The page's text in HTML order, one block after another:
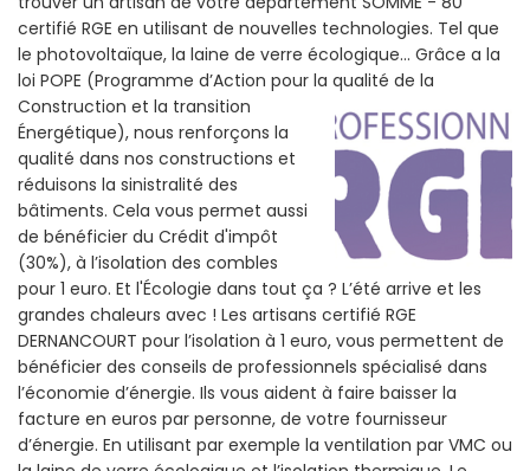
certifié RGE en utilisant de nouvelles technologies. Tel que
le photovoltaïque, la laine de verre écologique... Grâce a la
loi POPE (Programme d’Action pour la qualité de la
Construction et la transition
Énergétique), nous renforçons la
qualité dans nos constructions et
réduisons la sinistralité des
bâtiments. Cela vous permet aussi
de bénéficier du Crédit d'impôt
(30%), à l’isolation des combles
pour 1 euro. Et l'Écologie dans tout ça ? L’été arrive et les
grandes chaleurs avec ! Les artisans certifié RGE
DERNANCOURT pour l’isolation à 1 euro, vous permettent de
bénéficier des conseils de professionnels spécialisé dans
l’économie d’énergie. Ils vous aident à faire baisser la
facture en euros par personne, de votre fournisseur
d’énergie. En utilisant par exemple la ventilation par VMC ou